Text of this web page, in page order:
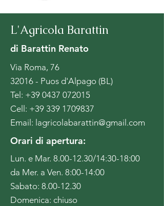
L'Agricola Barattin
di Barattin Renato
Via Roma, 76
32016 - Puos d'Alpago (BL)
Tel: +39 0437 072015
Cell: +39 339 1709837
Email: lagricolabarattin@gmail.com
Orari di apertura:
Lun. e Mar. 8.00-12.30/14:30-18:00
da Mer. a Ven. 8:00-14:00
Sabato: 8.00-12.30
Domenica: chiuso